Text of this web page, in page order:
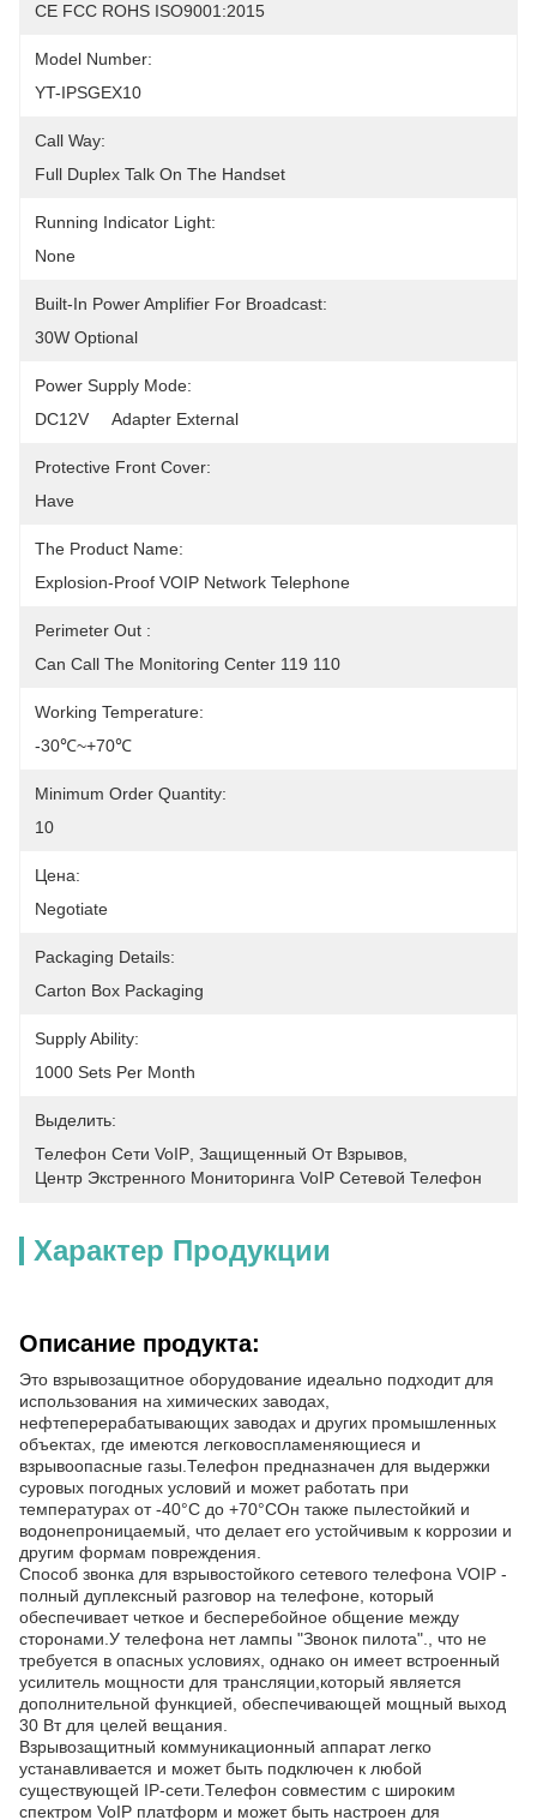
CE FCC ROHS ISO9001:2015
Model Number:
YT-IPSGEX10
Call Way:
Full Duplex Talk On The Handset
Running Indicator Light:
None
Built-In Power Amplifier For Broadcast:
30W Optional
Power Supply Mode:
DC12V     Adapter External
Protective Front Cover:
Have
The Product Name:
Explosion-Proof VOIP Network Telephone
Perimeter Out :
Can Call The Monitoring Center 119 110
Working Temperature:
-30℃~+70℃
Minimum Order Quantity:
10
Цена:
Negotiate
Packaging Details:
Carton Box Packaging
Supply Ability:
1000 Sets Per Month
Выделить:
Телефон Сети VoIP Защищенный От Взрывов
Центр Экстренного Мониторинга VoIP Сетевой Телефон
Характер Продукции
Описание продукта:
Это взрывозащитное оборудование идеально подходит для
использования на химических заводах,
нефтеперерабатывающих заводах и других промышленных
объектах, где имеются легковоспламеняющиеся и
взрывоопасные газы.Телефон предназначен для выдержки
суровых погодных условий и может работать при
температурах от -40°C до +70°CОн также пылестойкий и
водонепроницаемый, что делает его устойчивым к коррозии и
другим формам повреждения.
Способ звонка для взрывостойкого сетевого телефона VOIP -
полный дуплексный разговор на телефоне, который
обеспечивает четкое и бесперебойное общение между
сторонами.У телефона нет лампы "Звонок пилота"., что не
требуется в опасных условиях, однако он имеет встроенный
усилитель мощности для трансляции,который является
дополнительной функцией, обеспечивающей мощный выход
30 Вт для целей вещания.
Взрывозащитный коммуникационный аппарат легко
устанавливается и может быть подключен к любой
существующей IP-сети.Телефон совместим с широким
спектром VoIP платформ и может быть настроен для